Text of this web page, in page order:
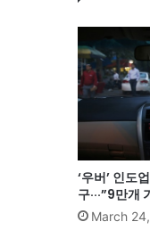
‘우버’ 인도
구···”9만
March